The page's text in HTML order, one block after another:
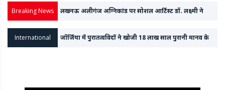
Breaking News लखनऊ अलीगंज अग्निकांड पर सोशल आर्टिस्ट डॉ. लक्ष्मी ने
International
जॉर्जिया में पुरातत्वविदों ने खोजी 18 लाख साल पुरानी मानव के